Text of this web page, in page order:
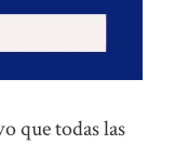
que todas las